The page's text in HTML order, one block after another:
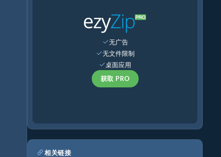
无广告
无文件限制
桌面应用
获取 PRO
相关链接